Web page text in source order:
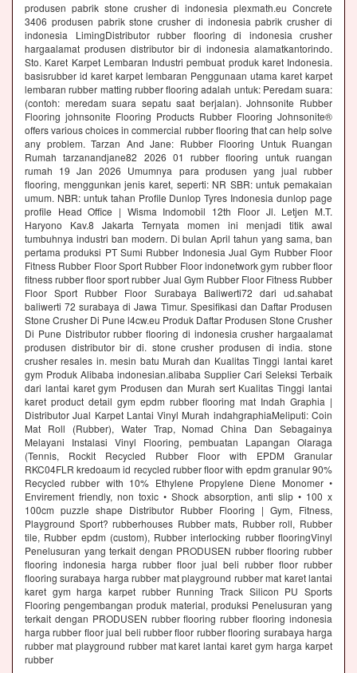
produsen pabrik stone crusher di indonesia plexmath.eu Concrete
3406 produsen pabrik stone crusher di indonesia pabrik crusher di
indonesia LimingDistributor rubber flooring di indonesia crusher
hargaalamat produsen distributor bir di indonesia alamatkantorindo.
Sto. Karet Karpet Lembaran Industri pembuat produk karet Indonesia.
basisrubber id karet karpet lembaran Penggunaan utama karet karpet
lembaran rubber matting rubber flooring adalah untuk: Peredam suara:
(contoh: meredam suara sepatu saat berjalan). Johnsonite Rubber
Flooring johnsonite Flooring Products Rubber Flooring Johnsonite®
offers various choices in commercial rubber flooring that can help solve
any problem. Tarzan And Jane: Rubber Flooring Untuk Ruangan
Rumah tarzanandjane82 2026 01 rubber flooring untuk ruangan
rumah 19 Jan 2026 Umumnya para produsen yang jual rubber
flooring, menggunkan jenis karet, seperti: NR SBR: untuk pemakaian
umum. NBR: untuk tahan Profile Dunlop Tyres Indonesia dunlop page
profile Head Office | Wisma Indomobil 12th Floor Jl. Letjen M.T.
Haryono Kav.8 Jakarta Ternyata momen ini menjadi titik awal
tumbuhnya industri ban modern. Di bulan April tahun yang sama, ban
pertama produksi PT Sumi Rubber Indonesia Jual Gym Rubber Floor
Fitness Rubber Floor Sport Rubber Floor indonetwork gym rubber floor
fitness rubber floor sport rubber Jual Gym Rubber Floor Fitness Rubber
Floor Sport Rubber Floor Surabaya Baliwerti72 dari ud.sahabat
baliwerti 72 surabaya di Jawa Timur. Spesifikasi dan Daftar Produsen
Stone Crusher Di Pune l4cw.eu Produk Daftar Produsen Stone Crusher
Di Pune Distributor rubber flooring di indonesia crusher hargaalamat
produsen distributor bir di. stone crusher produsen di india. stone
crusher resales in. mesin batu Murah dan Kualitas Tinggi lantai karet
gym Produk Alibaba indonesian.alibaba Supplier Cari Seleksi Terbaik
dari lantai karet gym Produsen dan Murah sert Kualitas Tinggi lantai
karet product detail gym epdm rubber flooring mat Indah Graphia |
Distributor Jual Karpet Lantai Vinyl Murah indahgraphiaMeliputi: Coin
Mat Roll (Rubber), Water Trap, Nomad China Dan Sebagainya
Melayani Instalasi Vinyl Flooring, pembuatan Lapangan Olaraga
(Tennis, Rockit Recycled Rubber Floor with EPDM Granular
RKC04FLR kredoaum id recycled rubber floor with epdm granular 90%
Recycled rubber with 10% Ethylene Propylene Diene Monomer •
Envirement friendly, non toxic • Shock absorption, anti slip • 100 x
100cm puzzle shape Distributor Rubber Flooring | Gym, Fitness,
Playground Sport? rubberhouses Rubber mats, Rubber roll, Rubber
tile, Rubber epdm (custom), Rubber interlocking rubber flooringVinyl
Penelusuran yang terkait dengan PRODUSEN rubber flooring rubber
flooring indonesia harga rubber floor jual beli rubber floor rubber
flooring surabaya harga rubber mat playground rubber mat karet lantai
karet gym harga karpet rubber Running Track Silicon PU Sports
Flooring pengembangan produk material, produksi Penelusuran yang
terkait dengan PRODUSEN rubber flooring rubber flooring indonesia
harga rubber floor jual beli rubber floor rubber flooring surabaya harga
rubber mat playground rubber mat karet lantai karet gym harga karpet
rubber